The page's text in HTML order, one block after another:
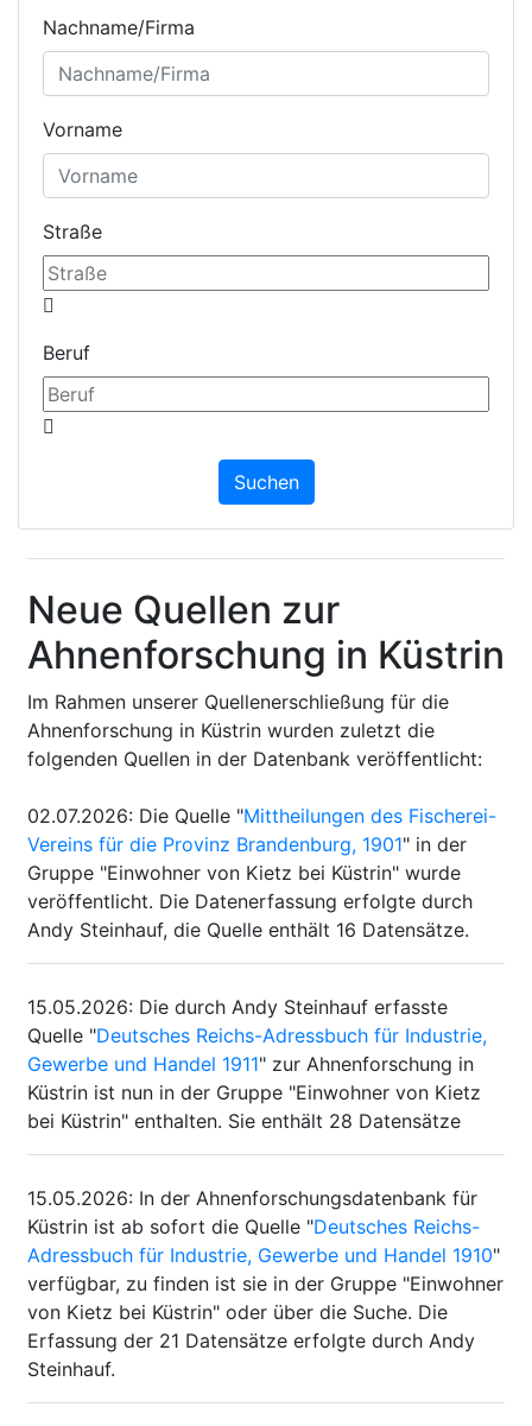
Nachname/Firma
Vorname
Straße
Beruf
Neue Quellen zur
Ahnenforschung in Küstrin
Im Rahmen unserer Quellenerschließung für die
Ahnenforschung in Küstrin wurden zuletzt die
folgenden Quellen in der Datenbank veröffentlicht:
02.07.2026: Die Quelle "Mittheilungen des Fischerei-
Vereins für die Provinz Brandenburg, 1901" in der
Gruppe "Einwohner von Kietz bei Küstrin" wurde
veröffentlicht. Die Datenerfassung erfolgte durch
Andy Steinhauf, die Quelle enthält 16 Datensätze.
15.05.2026: Die durch Andy Steinhauf erfasste
Quelle "Deutsches Reichs-Adressbuch für Industrie,
Gewerbe und Handel 1911" zur Ahnenforschung in
Küstrin ist nun in der Gruppe "Einwohner von Kietz
bei Küstrin" enthalten. Sie enthält 28 Datensätze
15.05.2026: In der Ahnenforschungsdatenbank für
Küstrin ist ab sofort die Quelle "Deutsches Reichs-
Adressbuch für Industrie, Gewerbe und Handel 1910"
verfügbar, zu finden ist sie in der Gruppe "Einwohner
von Kietz bei Küstrin" oder über die Suche. Die
Erfassung der 21 Datensätze erfolgte durch Andy
Steinhauf.